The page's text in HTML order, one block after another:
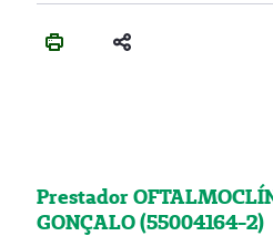
Prestador
GONÇALO (55004164-2)